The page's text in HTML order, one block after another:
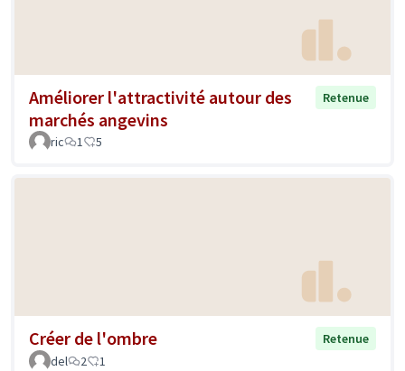
Améliorer l'attractivité autour des
marchés angevins
Retenue
ric 1 5
Créer de l'ombre
Retenue
del
2 1